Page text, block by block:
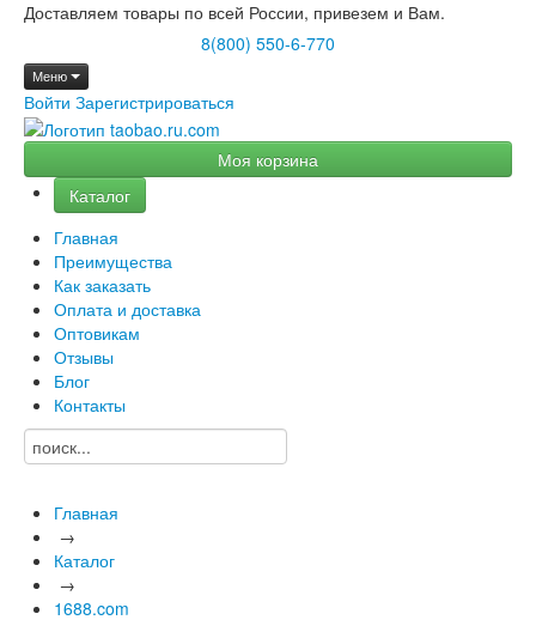
Доставляем товары по всей России, привезем и Вам.
8(800) 550-6-770
Меню
Войти Зарегистрироваться
Моя корзина
Каталог
Главная
Преимущества
Как заказать
Оплата и доставка
Оптовикам
Отзывы
Блог
Контакты
Главная
→
Каталог
→
1688.com